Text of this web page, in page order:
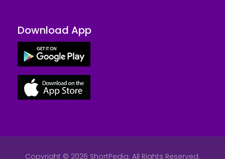
Download App
Copyright © 2026 ShortPedia. All Rights Reserved.